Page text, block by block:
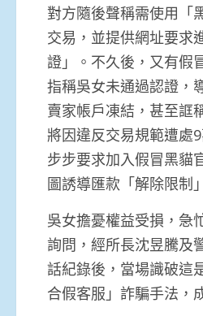
對方隨後聲稱需使用「
交易，並提供網址要求
證」。不久後，又有假
指稱吳女未通過認證，
賣家帳戶凍結，甚至誆
將因違反交易規範遭處
步步要求加入假冒黑貓
圖誘導匯款「解除限制
吳女擔憂權益受損，急
詢問，經所長沈昱騰及
話紀錄後，當場識破這
合假客服」詐騙手法，